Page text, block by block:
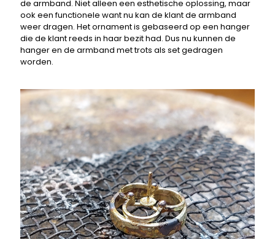
de armband. Niet alleen een esthetische oplossing, maar
ook een functionele want nu kan de klant de armband
weer dragen. Het ornament is gebaseerd op een hanger
die de klant reeds in haar bezit had. Dus nu kunnen de
hanger en de armband met trots als set gedragen
worden.